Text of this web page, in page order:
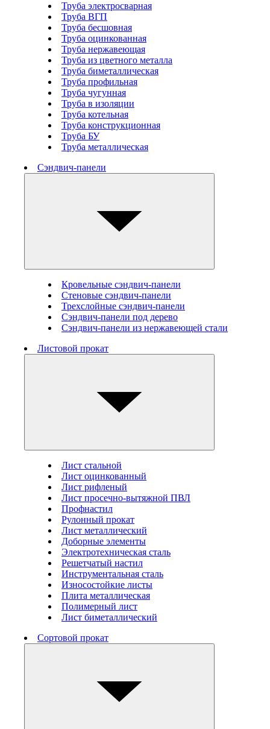
Труба электросварная
Труба ВГП
Труба бесшовная
Труба оцинкованная
Труба нержавеющая
Труба из цветного металла
Труба биметаллическая
Труба профильная
Труба чугунная
Труба в изоляции
Труба котельная
Труба конструкционная
Труба БУ
Труба металлическая
Сэндвич-панели
Кровельные сэндвич-панели
Стеновые cэндвич-панели
Трехслойные сэндвич-панели
Сэндвич-панели под дерево
Сэндвич-панели из нержавеющей стали
Листовой прокат
Лист стальной
Лист оцинкованный
Лист рифленый
Лист просечно-вытяжной ПВЛ
Профнастил
Рулонный прокат
Лист металлический
Доборные элементы
Электротехническая сталь
Решетчатый настил
Инструментальная сталь
Износостойкие листы
Плита металлическая
Полимерный лист
Лист биметаллический
Сортовой прокат